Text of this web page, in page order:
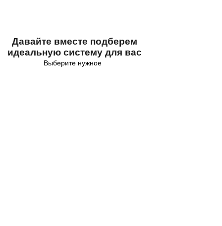
Давайте вместе подберем
идеальную систему для вас
Выберите нужное